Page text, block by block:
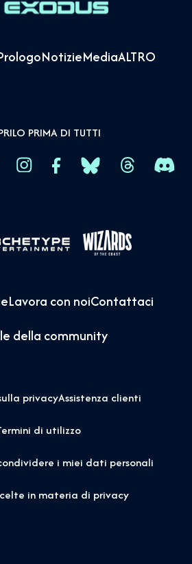
NotizieMediaALTRO
PRIMA DI TUTTI
Lavora con noiContattaci
della community
privacyAssistenza clienti
di utilizzo
i miei dati personali
in materia di privacy